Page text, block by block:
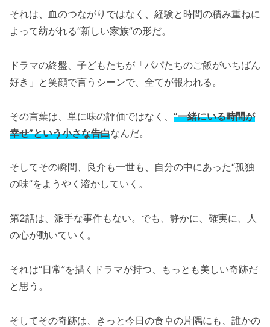
それは、血のつながりではなく、経験と時間の積み重ねに
よって紡がれる“新しい家族”の形だ。
ドラマの終盤、子どもたちが「パパたちのご飯がいちばん
好き」と笑顔で言うシーンで、全てが報われる。
その言葉は、単に味の評価ではなく、 “一緒にいる時間が
幸せ”という小さな告白なんだ。
そしてその瞬間、良介も一世も、自分の中にあった“孤独
の味”をようやく溶かしていく。
第2話は、派手な事件もない。でも、静かに、確実に、人
の心が動いていく。
それは“日常”を描くドラマが持つ、もっとも美しい奇跡だ
と思う。
そしてその奇跡は、きっと今日の食卓の片隅にも、誰かの